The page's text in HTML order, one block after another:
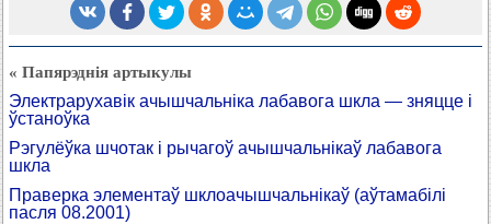
« Папярэднія артыкулы
Электрарухавік ачышчальніка лабавога шкла — зняцце і
ўстаноўка
Рэгулёўка шчотак і рычагоў ачышчальнікаў лабавога
шкла
Праверка элементаў шклоачышчальнікаў (аўтамабілі
пасля 08.2001)